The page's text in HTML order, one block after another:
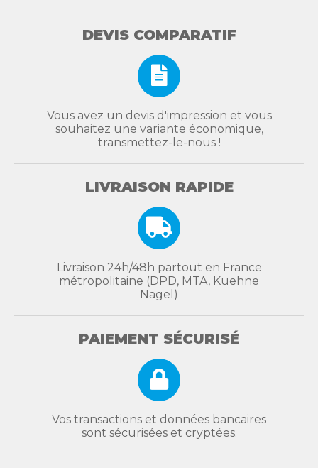
DEVIS COMPARATIF
Vous avez un devis d'impression et vous
souhaitez une variante économique,
transmettez-le-nous !
LIVRAISON RAPIDE
Livraison 24h/48h partout en France
métropolitaine (DPD, MTA, Kuehne
Nagel)
PAIEMENT SÉCURISÉ
Vos transactions et données bancaires
sont sécurisées et cryptées.